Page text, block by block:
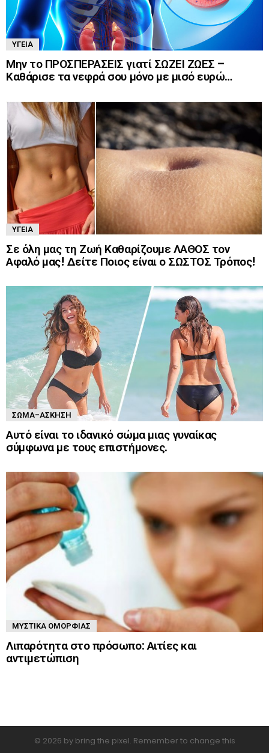
ΥΓΕΊΑ
Μην το ΠΡΟΣΠΕΡΑΣΕΙΣ γιατί ΣΩΖΕΙ ΖΩΕΣ –
Καθάρισε τα νεφρά σου μόνο με μισό ευρώ…
ΥΓΕΊΑ
Σε όλη μας τη Ζωή Καθαρίζουμε ΛΑΘΟΣ τον
Αφαλό μας! Δείτε Ποιος είναι ο ΣΩΣΤΟΣ Τρόπος!
ΣΏΜΑ-ΆΣΚΗΣΗ
Αυτό είναι το ιδανικό σώμα μιας γυναίκας
σύμφωνα με τους επιστήμονες.
ΜΥΣΤΙΚΆ ΟΜΟΡΦΙΆΣ
Λιπαρότητα στο πρόσωπο: Αιτίες και
αντιμετώπιση
© 2026 by bring the pixel. Remember to change this